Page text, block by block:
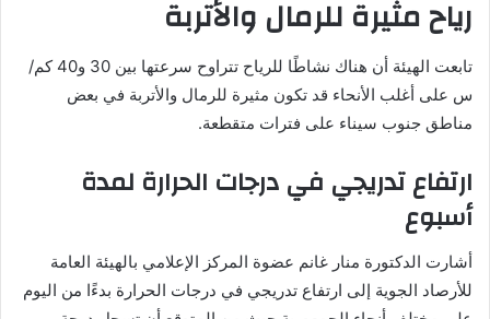
رياح مثيرة للرمال والأتربة
تابعت الهيئة أن هناك نشاطًا للرياح تتراوح سرعتها بين 30 و40 كم/
س على أغلب الأنحاء قد تكون مثيرة للرمال والأتربة في بعض
مناطق جنوب سيناء على فترات متقطعة.
ارتفاع تدريجي في درجات الحرارة لمدة
أسبوع
أشارت الدكتورة منار غانم عضوة المركز الإعلامي بالهيئة العامة
للأرصاد الجوية إلى ارتفاع تدريجي في درجات الحرارة بدءًا من اليوم